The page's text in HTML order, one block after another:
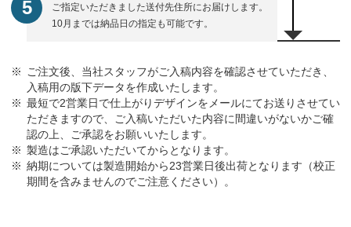
ご指定いただきました送付先住所にお届けします。
10月までは納品日の指定も可能です。
ご注文後、当社スタッフがご入稿内容を確認させていただき、
入稿用の版下データを作成いたします。
最短で2営業日で仕上がりデザインをメールにてお送りさせてい
ただきますので、ご入稿いただいた内容に間違いがないかご確
認の上、ご承認をお願いいたします。
製造はご承認いただいてからとなります。
納期については製造開始から23営業日後出荷となります（校正
期間を含みませんのでご注意ください）。